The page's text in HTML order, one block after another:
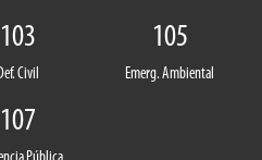
103
Civil
105
Emerg. Ambiental
107